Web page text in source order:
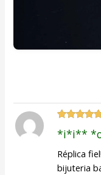
de 5
*i*i**
Réplica
bijuteria